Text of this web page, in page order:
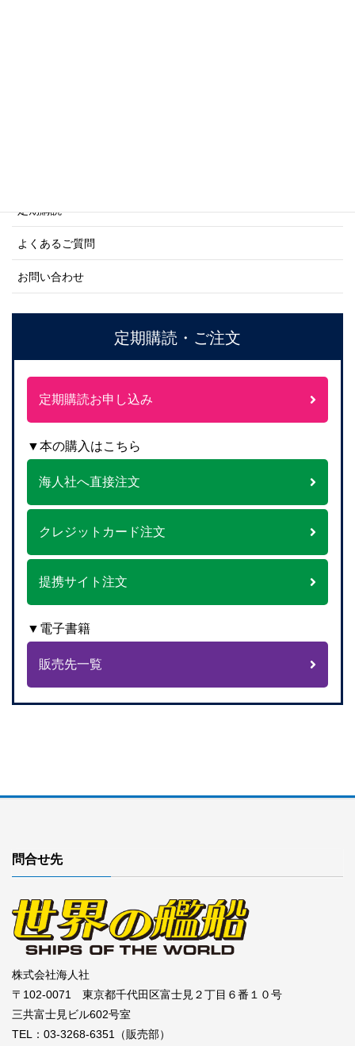
定期購読
よくあるご質問
お問い合わせ
定期購読・ご注文
定期購読お申し込み
▼本の購入はこちら
海人社へ直接注文
クレジットカード注文
提携サイト注文
▼電子書籍
販売先一覧
問合せ先
株式会社海人社
〒102-0071 東京都千代田区富士見２丁目６番１０号
三共富士見ビル602号室
TEL：03-3268-6351（販売部）